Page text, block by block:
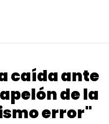
caída ante
de la
error"